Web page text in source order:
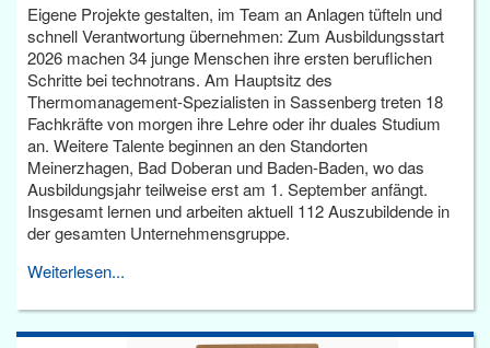
Eigene Projekte gestalten, im Team an Anlagen tüfteln und
schnell Verantwortung übernehmen: Zum Ausbildungsstart
2026 machen 34 junge Menschen ihre ersten beruflichen
Schritte bei technotrans. Am Hauptsitz des
Thermomanagement-Spezialisten in Sassenberg treten 18
Fachkräfte von morgen ihre Lehre oder ihr duales Studium
an. Weitere Talente beginnen an den Standorten
Meinerzhagen, Bad Doberan und Baden-Baden, wo das
Ausbildungsjahr teilweise erst am 1. September anfängt.
Insgesamt lernen und arbeiten aktuell 112 Auszubildende in
der gesamten Unternehmensgruppe.
Weiterlesen...